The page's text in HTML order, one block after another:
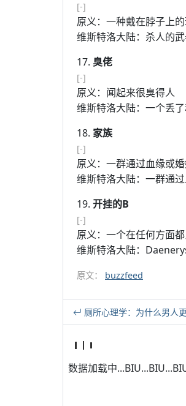
[-]
原义：一种戴在脖子上
维斯特洛大陆：杀人的
17. 臭佬
[-]
原义：闻起来很臭得人
维斯特洛大陆：一个丢
18. 家族
[-]
原义：一群通过血缘或
维斯特洛大陆：一群通
19. 开挂的B
[-]
原义：一个在任何方面
维斯特洛大陆：
原文： buzzfeed
厕所心理学：为什么男人
数据加载中